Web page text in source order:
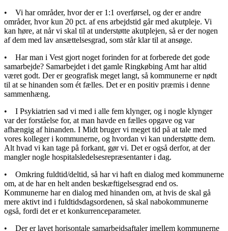
• Vi har områder, hvor der er 1:1 overførsel, og der er andre
områder, hvor kun 20 pct. af ens arbejdstid går med akutpleje. Vi
kan høre, at når vi skal til at understøtte akutplejen, så er der nogen
af dem med lav ansættelsesgrad, som står klar til at ansøge.
• Har man i Vest gjort noget forinden for at forberede det gode
samarbejde? Samarbejdet i det gamle Ringkøbing Amt har altid
været godt. Der er geografisk meget langt, så kommunerne er nødt
til at se hinanden som ét fælles. Det er en positiv præmis i denne
sammenhæng.
• I Psykiatrien sad vi med i alle fem klynger, og i nogle klynger
var der forståelse for, at man havde en fælles opgave og var
afhængig af hinanden. I Midt bruger vi meget tid på at tale med
vores kolleger i kommunerne, og hvordan vi kan understøtte dem.
Alt hvad vi kan tage på forkant, gør vi. Det er også derfor, at der
mangler nogle hospitalsledelsesrepræsentanter i dag.
• Omkring fuldtid/deltid, så har vi haft en dialog med kommunerne
om, at de har en helt anden beskæftigelsesgrad end os.
Kommunerne har en dialog med hinanden om, at hvis de skal gå
mere aktivt ind i fuldtidsdagsordenen, så skal nabokommunerne
også, fordi det er et konkurrenceparameter.
• Der er lavet horisontale samarbejdsaftaler imellem kommunerne